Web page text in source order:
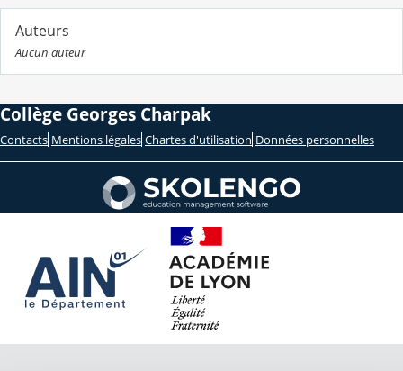
Auteurs
Aucun auteur
Collège Georges Charpak
Contacts Mentions légales Chartes d'utilisation Données personnelles